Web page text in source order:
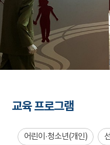
교육 프로그램
어린이·청소년(개인)